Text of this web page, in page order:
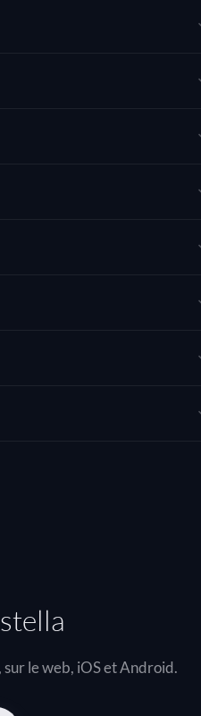
le web, iOS et Android.